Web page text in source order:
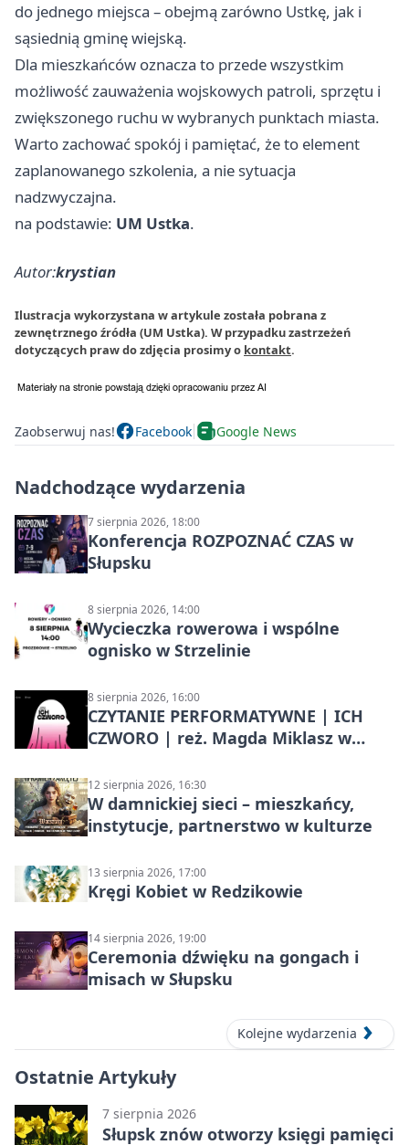
do jednego miejsca – obejmą zarówno Ustkę, jak i
sąsiednią gminę wiejską.
Dla mieszkańców oznacza to przede wszystkim
możliwość zauważenia wojskowych patroli, sprzętu i
zwiększonego ruchu w wybranych punktach miasta.
Warto zachować spokój i pamiętać, że to element
zaplanowanego szkolenia, a nie sytuacja
nadzwyczajna.
na podstawie: UM Ustka.
Autor:krystian
Ilustracja wykorzystana w artykule została pobrana z
zewnętrznego źródła (UM Ustka). W przypadku zastrzeżeń
dotyczących praw do zdjęcia prosimy o kontakt.
Zaobserwuj nas! Facebook Google News
Nadchodzące wydarzenia
7 sierpnia 2026, 18:00
Konferencja ROZPOZNAĆ CZAS w
Słupsku
8 sierpnia 2026, 14:00
Wycieczka rowerowa i wspólne
ognisko w Strzelinie
8 sierpnia 2026, 16:00
CZYTANIE PERFORMATYWNE | ICH
CZWORO | reż. Magda Miklasz w
12 sierpnia 2026, 16:30
W damnickiej sieci – mieszkańcy,
instytucje, partnerstwo w kulturze
13 sierpnia 2026, 17:00
Kręgi Kobiet w Redzikowie
14 sierpnia 2026, 19:00
Ceremonia dźwięku na gongach i
misach w Słupsku
Kolejne wydarzenia
Ostatnie Artykuły
7 sierpnia 2026
Słupsk znów otworzy księgi pamięci